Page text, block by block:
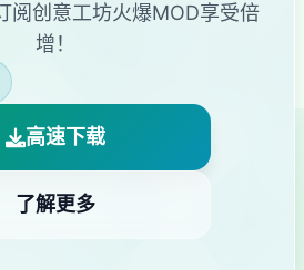
阅创意工坊火爆MOD享受倍
增！
高速下载
了解更多